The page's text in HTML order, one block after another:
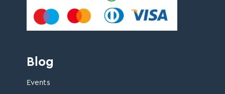
Blog
Events